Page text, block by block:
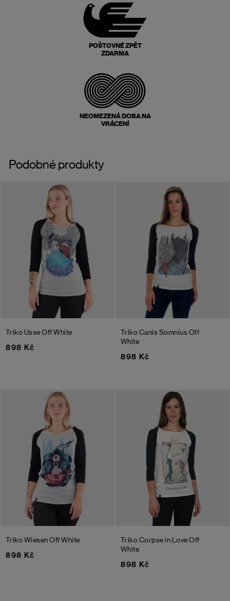
POŠTOVNÉ ZPĚT
ZDARMA
NEOMEZENÁ DOBA NA
VRÁCENÍ
Podobné produkty
Triko UsseOff White
898 Kč
Triko Canis SomniusOff
White
898 Kč
Triko WiesenOff White
898 Kč
Triko Corpse in LoveOff
White
898 Kč